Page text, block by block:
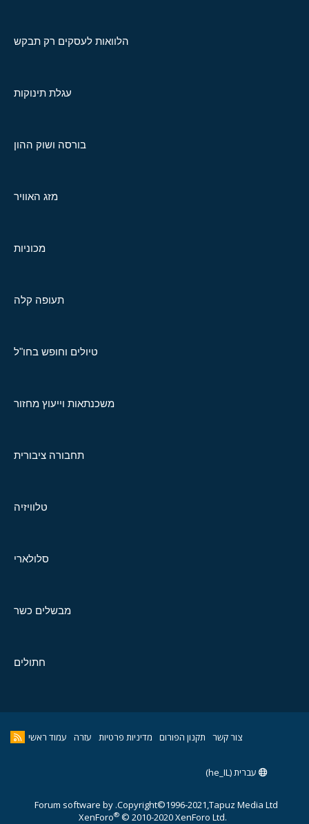
הלוואות לעסקים רק תבקש
עגלת תינוקות
בורסה ושוק ההון
מזג האוויר
מכוניות
תעופה קלה
טיולים וחופש בחו"ל
משכנתאות וייעוץ מחזור
תחבורה ציבורית
טלוויזיה
סלולארי
מבשלים כשר
חתולים
צור קשר תקנון הפורום מדיניות פרטיות עזרה עמוד ראשי
עברית (he_IL)
Copyright©1996-2021,Tapuz Media Ltd.
Forum software by
XenForo® © 2010-2020 XenForo Ltd.